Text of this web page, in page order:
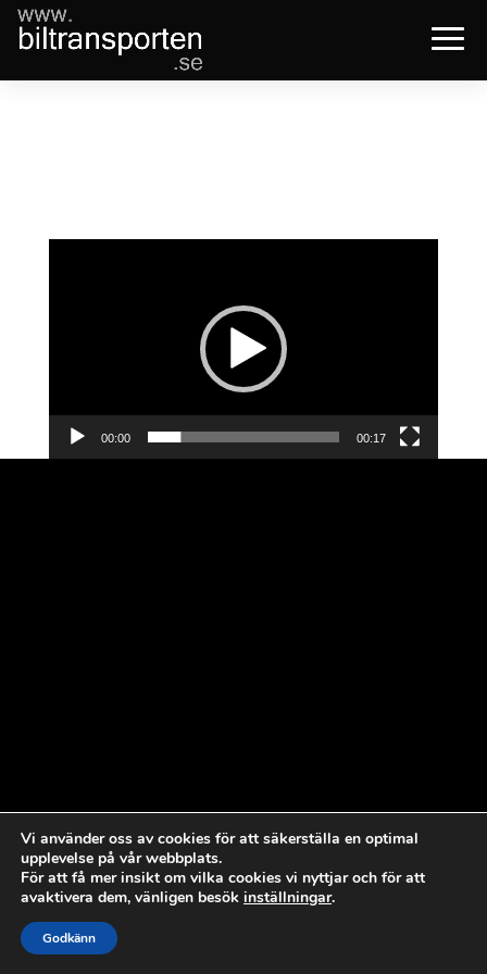
00:00 00:17
Vi använder oss av cookies för att säkerställa en optimal
upplevelse på vår webbplats.
För att få mer insikt om vilka cookies vi nyttjar och för att
avaktivera dem, vänligen besök inställningar.
Godkänn